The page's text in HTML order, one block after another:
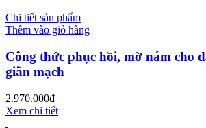
Chi tiết sản phẩm
Thêm vào giỏ hàng
Công thức phục hồi, mờ nám cho
giãn mạch
2.970.000₫
Xem chi tiết